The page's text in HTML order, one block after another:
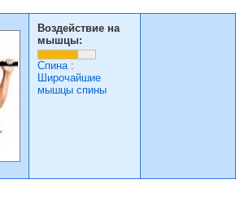
Воздействие на
мышцы:
Спина:
Широчайшие
мышцы спины